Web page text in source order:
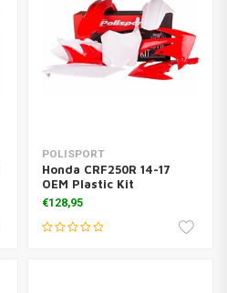
POLISPORT
Honda CRF250R 14-17
OEM Plastic Kit
€128,95